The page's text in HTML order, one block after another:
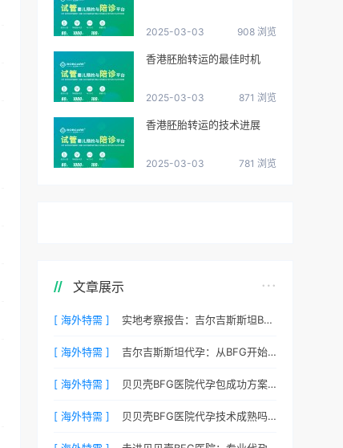
2025-03-03 908 浏览
香港胚胎转运的最佳时机
2025-03-03 871 浏览
香港胚胎转运的技术进展
2025-03-03 781 浏览
文章展示
[ 海外特需 ] 实地考察报告：吉尔吉斯斯坦BFG医院环境真实记录
[ 海外特需 ] 吉尔吉斯斯坦代孕：从BFG开始您的新生活
[ 海外特需 ] 贝贝壳BFG医院代孕包成功方案费用，专业代孕首选
[ 海外特需 ] 贝贝壳BFG医院代孕技术成熟吗？专业代孕团队保驾护航